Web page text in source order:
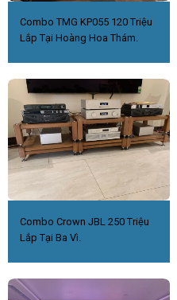
Combo TMG KP055 120 Triệu
Lắp Tại Hoàng Hoa Thám.
Combo Crown JBL 250 Triệu
Lắp Tại Ba Vì.